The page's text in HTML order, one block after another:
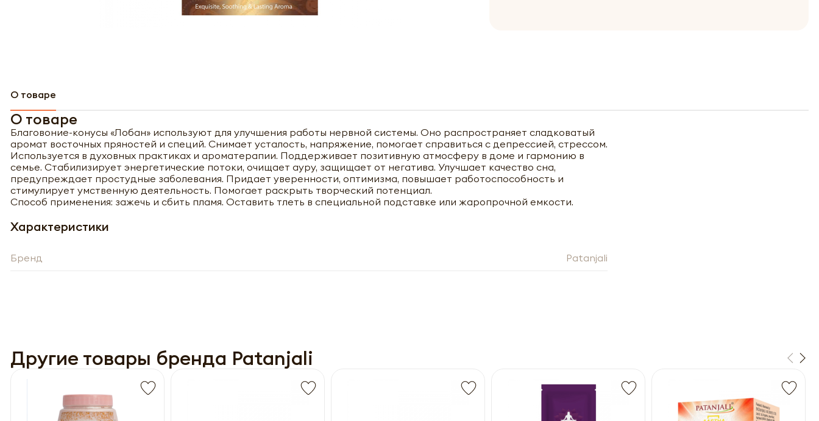
О товаре
О товаре
Благовоние-конусы «Лобан» используют для улучшения работы нервной системы. Оно распространяет сладковатый
аромат восточных пряностей и специй. Снимает усталость, напряжение, помогает справиться с депрессией, стрессом.
Используется в духовных практиках и ароматерапии. Поддерживает позитивную атмосферу в доме и гармонию в
семье. Стабилизирует энергетические потоки, очищает ауру, защищает от негатива. Улучшает качество сна,
предупреждает простудные заболевания. Придает уверенности, оптимизма, повышает работоспособность и
стимулирует умственную деятельность. Помогает раскрыть творческий потенциал.
Способ применения: зажечь и сбить пламя. Оставить тлеть в специальной подставке или жаропрочной емкости.
Характеристики
Бренд Patanjali
Другие товары бренда Patanjali